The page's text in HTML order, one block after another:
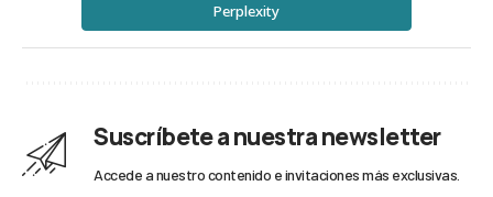
Perplexity
Suscríbete a nuestra newsletter
Accede a nuestro contenido e invitaciones más exclusivas.